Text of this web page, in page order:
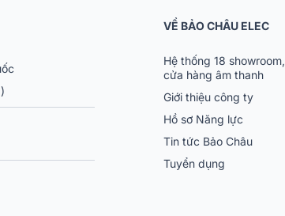
muốn sở hữu những sản phẩm chính hãng.
VỀ BẢO CHÂU ELEC
Hệ thống 18 showroom,
cửa hàng âm thanh
Giới thiệu công ty
Hồ sơ Năng lực
Tin tức Bảo Châu
Tuyển dụng